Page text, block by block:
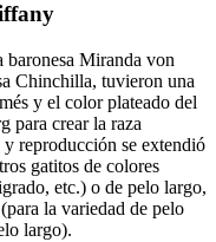
Miranda von
Chinchilla, tuvieron una
y el color plateado del
para crear la raza
reproducción se extendió
gatitos de colores
etc.) o de pelo largo,
la variedad de pelo
largo).